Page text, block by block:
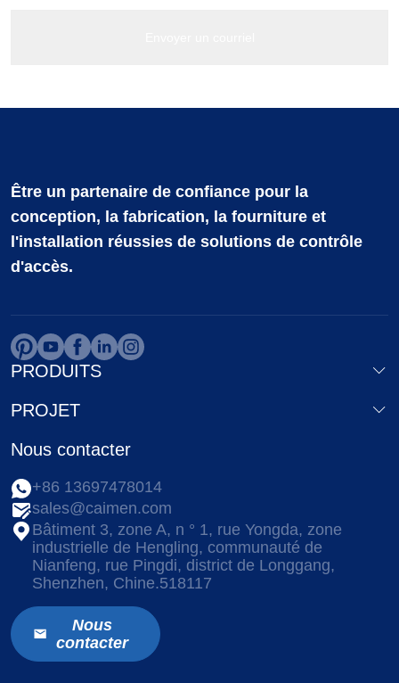
Être un partenaire de confiance pour la
conception, la fabrication, la fourniture et
l'installation réussies de solutions de contrôle
d'accès.
PRODUITS
PROJET
Nous contacter
+86 13697478014
sales@caimen.com
Bâtiment 3, zone A, n ° 1, rue Yongda, zone
industrielle de Hengling, communauté de
Nianfeng, rue Pingdi, district de Longgang,
Shenzhen, Chine.518117
Nous
contacter